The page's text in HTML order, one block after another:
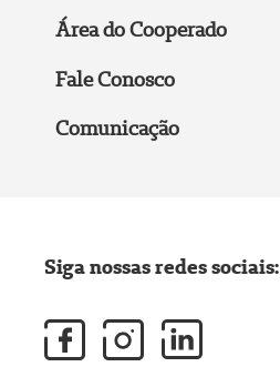
Área do Cooperado
Fale Conosco
Comunicação
Siga nossas redes sociais: